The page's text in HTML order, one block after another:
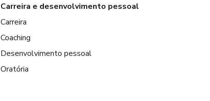
Carreira e desenvolvimento pessoal
Carreira
Coaching
Desenvolvimento pessoal
Oratória